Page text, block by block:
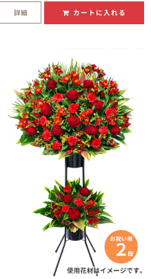
詳細 カートに入れる